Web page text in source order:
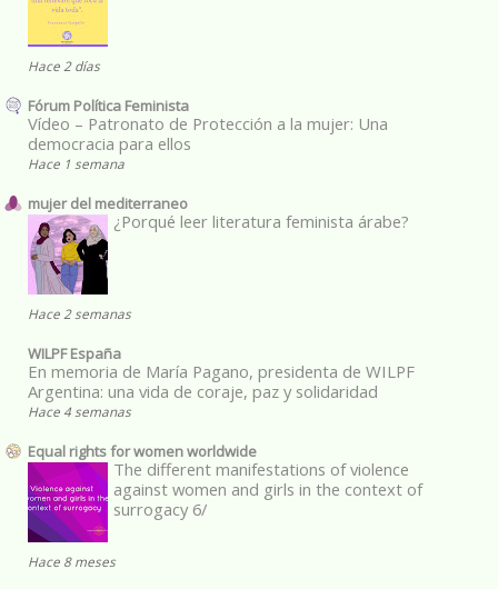
Hace 2 días
Fórum Política Feminista
Vídeo – Patronato de Protección a la mujer: Una
democracia para ellos
Hace 1 semana
mujer del mediterraneo
¿Porqué leer literatura feminista árabe?
Hace 2 semanas
WILPF España
En memoria de María Pagano, presidenta de WILPF
Argentina: una vida de coraje, paz y solidaridad
Hace 4 semanas
Equal rights for women worldwide
The different manifestations of violence
against women and girls in the context of
surrogacy 6/
Hace 8 meses